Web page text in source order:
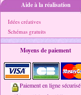
Aide à la réalisation
Idées créatives
Schémas gratuits
Moyens de paiement
Paiement en ligne sécurisé